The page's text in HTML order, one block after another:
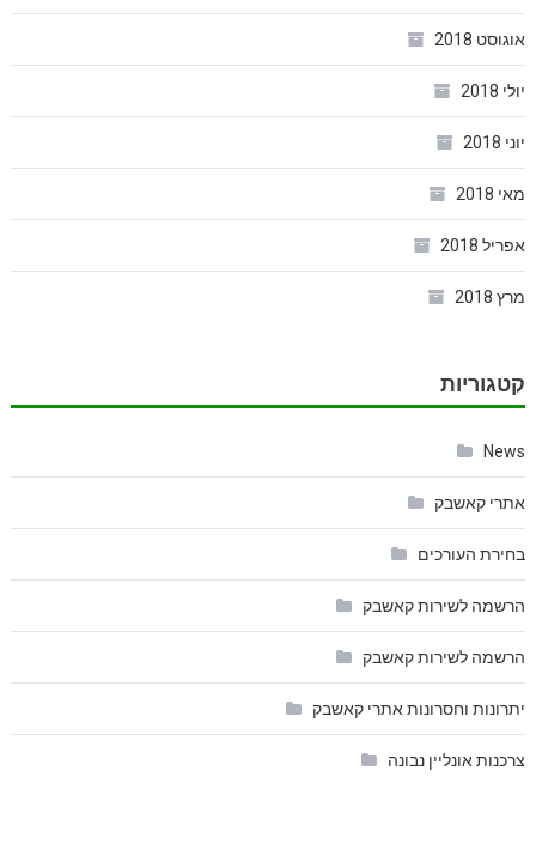
אוגוסט 2018
יולי 2018
יוני 2018
מאי 2018
אפריל 2018
מרץ 2018
קטגוריות
News
אתרי קאשבק
בחירת העורכים
הרשמה לשירות קאשבק
הרשמה לשירות קאשבק
יתרונות וחסרונות אתרי קאשבק
צרכנות אונליין נבונה